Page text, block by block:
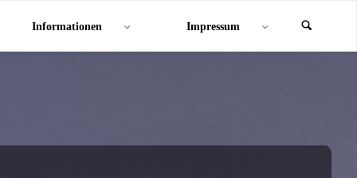
Informationen Impressum